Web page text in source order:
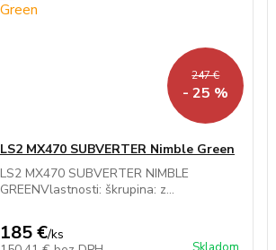
247 €
- 25 %
LS2 MX470 SUBVERTER Nimble Green
LS2 MX470 SUBVERTER NIMBLE
GREENVlastnosti: škrupina: z...
185 €/ks